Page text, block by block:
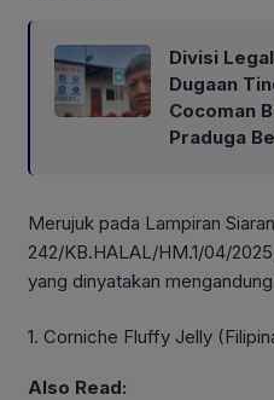
Divisi
Dugaan
Cocoman
Praduga
Merujuk pada Lampiran
242/KB.HALAL/HM.1/04/
yang dinyatakan
1. Corniche Fluffy Jelly
Also Read: